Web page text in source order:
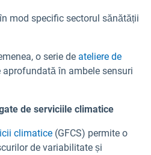
mod specific sectorul sănătății
o serie de ateliere de
în ambele sensuri
de serviciile climatice
climatice (GFCS) permite o
de variabilitate și